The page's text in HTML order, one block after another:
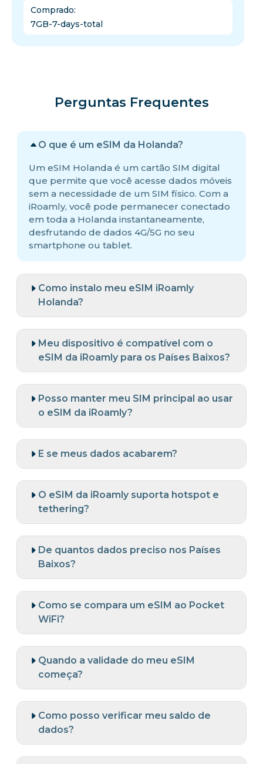
Comprado:
7GB-7-days-total
Perguntas Frequentes
O que é um eSIM da Holanda?
Um eSIM Holanda é um cartão SIM digital
que permite que você acesse dados móveis
sem a necessidade de um SIM físico. Com a
iRoamly, você pode permanecer conectado
em toda a Holanda instantaneamente,
desfrutando de dados 4G/5G no seu
smartphone ou tablet.
Como instalo meu eSIM iRoamly
Holanda?
Meu dispositivo é compatível com o
eSIM da iRoamly para os Países Baixos?
Posso manter meu SIM principal ao usar
o eSIM da iRoamly?
E se meus dados acabarem?
O eSIM da iRoamly suporta hotspot e
tethering?
De quantos dados preciso nos Países
Baixos?
Como se compara um eSIM ao Pocket
WiFi?
Quando a validade do meu eSIM
começa?
Como posso verificar meu saldo de
dados?